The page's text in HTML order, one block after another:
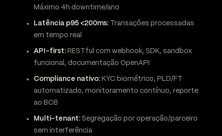
Máximo 4h downtime/ano
Latência p95 <200ms: Transações processadas
em tempo real
API-first: RESTful com webhook, SDK, sandbox
funcional, documentação OpenAPI
Compliance nativo: KYC biométrico, PLD/FT
automatizado, monitoramento contínuo, reporte
ao BCB
Multi-tenant: Segregação por operação/parceiro
sem interferência